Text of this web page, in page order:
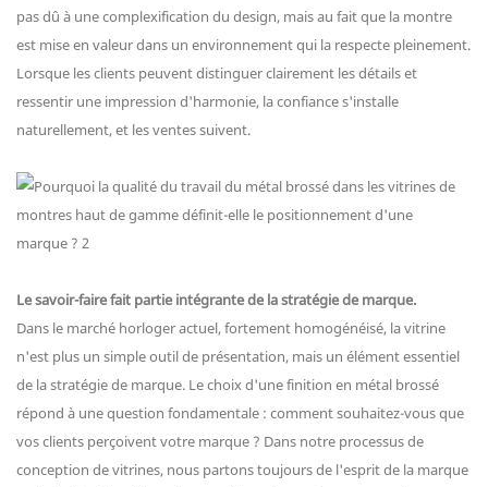
pas dû à une complexification du design, mais au fait que la montre
est mise en valeur dans un environnement qui la respecte pleinement.
Lorsque les clients peuvent distinguer clairement les détails et
ressentir une impression d'harmonie, la confiance s'installe
naturellement, et les ventes suivent.
Le savoir-faire fait partie intégrante de la stratégie de marque.
Dans le marché horloger actuel, fortement homogénéisé, la vitrine
n'est plus un simple outil de présentation, mais un élément essentiel
de la stratégie de marque. Le choix d'une finition en métal brossé
répond à une question fondamentale : comment souhaitez-vous que
vos clients perçoivent votre marque ? Dans notre processus de
conception de vitrines, nous partons toujours de l'esprit de la marque